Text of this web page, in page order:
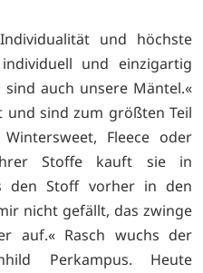
und höchste
und einzigartig
auch unsere Mäntel.«
und sind zum größten Teil
Fleece oder
Stoffe kauft sie in
den Stoff vorher in den
nicht gefällt, das zwinge
auf.« Rasch wuchs der
Perkampus. Heute